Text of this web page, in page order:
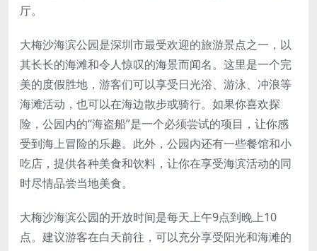
厅。
大梅沙海滨公园是深圳市最受欢迎的旅游景点之一，以
其长长的海滩和令人惊叹的海景而闻名。这里是一个完
美的度假胜地，游客们可以享受日光浴、游泳、冲浪等
海滩活动，也可以在海边散步或骑行。如果你喜欢探
险，公园内的“海盗船”是一个必须尝试的项目，让你感
受到海上冒险的乐趣。此外，公园内还有一些餐馆和小
吃店，提供各种美食和饮料，让你在享受海滨活动的同
时尽情品尝当地美食。
大梅沙海滨公园的开放时间是每天上午9点到晚上10
点。建议游客在白天前往，可以充分享受阳光和海滩的